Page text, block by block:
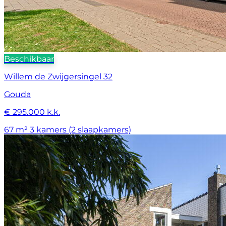
Beschikbaar
Willem de Zwijgersingel 32
Gouda
€ 295.000 k.k.
67 m² 3 kamers (2 slaapkamers)